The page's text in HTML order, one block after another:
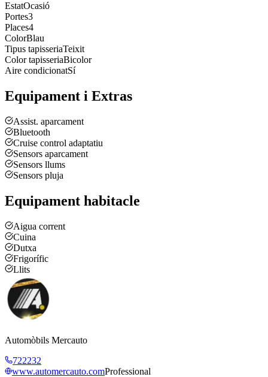
EstatOcasió
Portes3
Places4
ColorBlau
Tipus tapisseriaTeixit
Color tapisseriaBicolor
Aire condicionatSí
Equipament i Extras
Assist. aparcament
Bluetooth
Cruise control adaptatiu
Sensors aparcament
Sensors llums
Sensors pluja
Equipament habitacle
Aigua corrent
Cuina
Dutxa
Frigorífic
Llits
Automòbils Mercauto
722232
www.automercauto.comProfessional